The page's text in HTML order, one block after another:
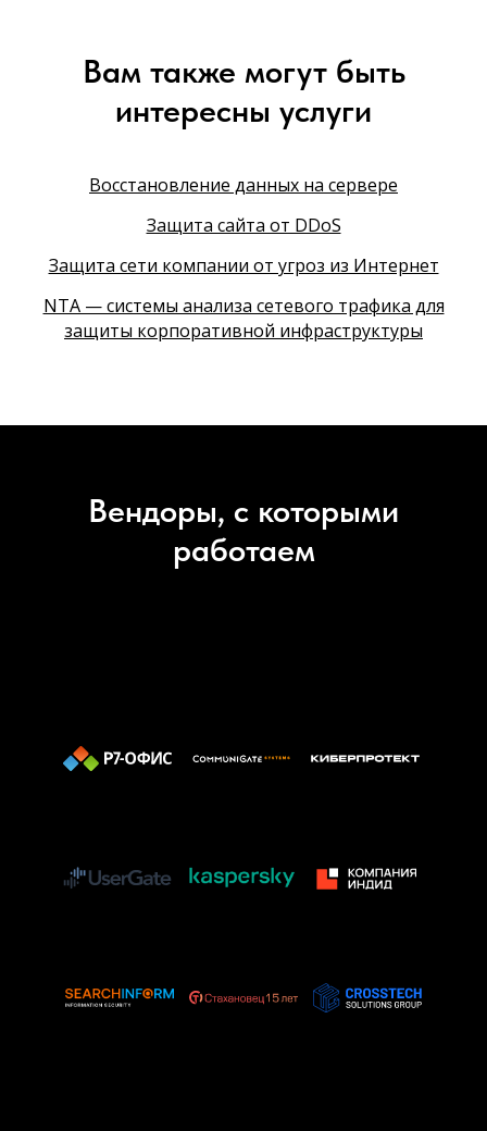
Вам также могут быть
интересны услуги
Восстановление данных на сервере
Защита сайта от DDoS
Защита сети компании от угроз из Интернет
NTA — системы анализа сетевого трафика для
защиты корпоративной инфраструктуры
Вендоры, с которыми
работаем